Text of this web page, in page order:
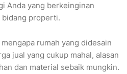
Anda yang berkeinginan
bidang properti.
rumah yang didesain
jual yang cukup mahal, alasan
dan material sebaik mungkin.